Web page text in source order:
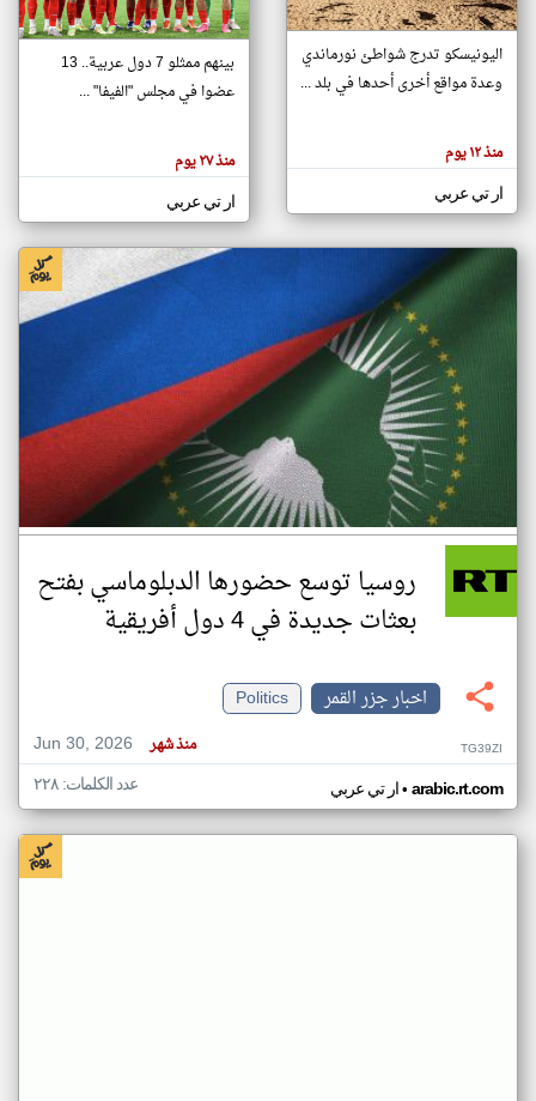
تغيير الدولة
اخبار جزر القمر على مدار الساعة
أهم اخبار جزر القمر العاجلة والمباشرة
هنا عن
وجهة
كاتبيها.
اليونيسكو تدرج شواطئ نورماندي
وعدة مواقع أخرى أحدها في بلد ...
منذ ١٢ يوم
ار تي عربي
بينهم ممثلو 7 دول عربية.. 13
عضوا في مجلس "الفيفا" ...
منذ ٢٧ يوم
ار تي عربي
روسيا توسع حضورها الدبلوماسي بفتح
بعثات جديدة في 4 دول أفريقية
اخبار جزر القمر
Politics
Jun 30, 2026
منذ شهر TG39ZI
ار تي عربي• arabic.rt.com عدد الكلمات: ٢٢٨
klyoum.com